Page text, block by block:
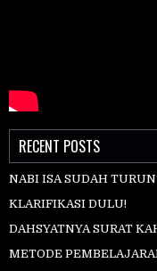
RECENT POSTS
NABI ISA SUDAH
KLARIFIKASI DULU!
DAHSYATNYA SURAT
METODE